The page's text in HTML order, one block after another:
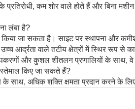
कम शोर वाले होते हैं और बिना
लंबा है?
किया जा सकता है। साइट पर स्थापना और
आर्द्रता वाले तटीय क्षेत्रों में स्थिर रूप से
उपकरणों और कुशल शीतलन प्रणालियों के साथ,
किए जा सकते हैं?
के साथ, अधिक शक्ति क्षमता प्रदान करने के